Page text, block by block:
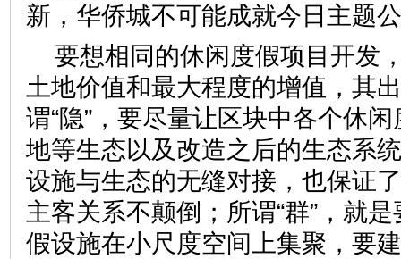
新，华侨城不可能成就今日主
要想相同的休闲度假项目开发
土地价值和最大程度的增值，其
谓“隐”，要尽量让区块中各个休闲
地等生态以及改造之后的生态系
设施与生态的无缝对接，也保证
主客关系不颠倒；所谓“群”，就
假设施在小尺度空间上集聚，要